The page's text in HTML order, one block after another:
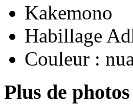
Kakemono
Habillage
Couleur :
Plus de photos